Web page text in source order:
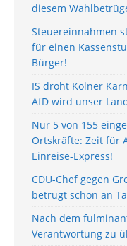
diesem
Steuereinnahmen
für einen
Bürger!
IS droht Kölner
AfD wird unser
Nur 5 von 155
Ortskräfte: Zeit für
Einreise-Express!
CDU-Chef gegen
betrügt schon an
Nach dem
Verantwortung zu